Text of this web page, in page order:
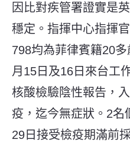
因比對疾管署證實是
穩定。指揮中心指揮
798均為菲律賓籍20
月15日及16日來台工
核酸檢驗陰性報告，
疫，迄今無症狀。2名
29日接受檢疫期滿前